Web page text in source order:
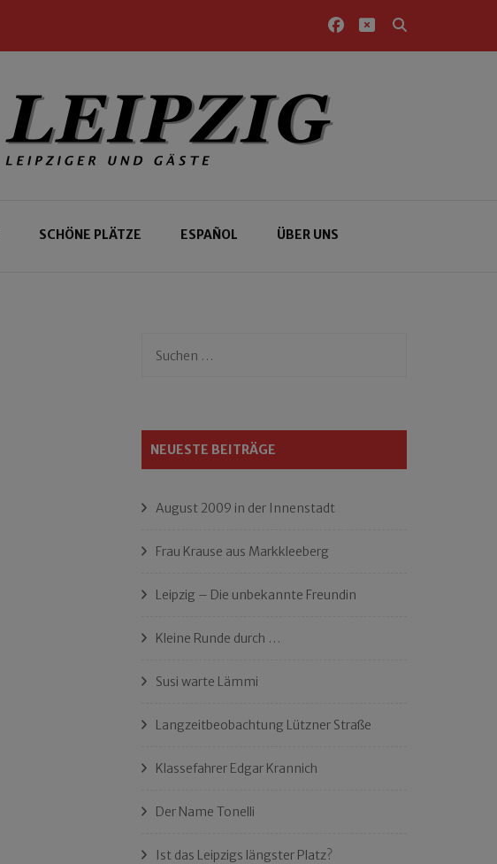
SCHÖNE PLÄTZE ESPAÑOL ÜBER UNS
Suchen
NEUESTE BEITRÄGE
August 2009 in der Innenstadt
Frau Krause aus Markkleeberg
Leipzig – Die unbekannte Freundin
Kleine Runde durch …
Susi warte Lämmi
Langzeitbeobachtung Lützner Straße
Klassefahrer Edgar Krannich
Der Name Tonelli
Ist das Leipzigs längster Platz?